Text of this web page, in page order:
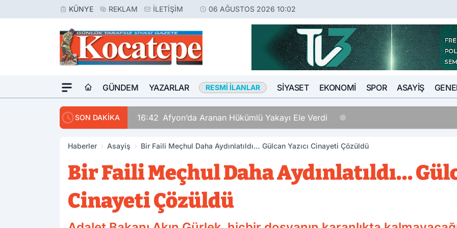
KÜNYE REKLAM İLETIŞIM 06 AĞUSTOS 2026 10:02
GÜNDEM YAZARLAR RESMI İLANLAR SIYASET EKONOMI SPOR ASAYIŞ
SON DAKİKA 16:42 Afyon’da Aranan Hükümlü Yakayı Ele Verdi
Haberler Asayiş Bir Faili Meçhul Daha Aydınlatıldı… Gülcan Yazıcı Cinayeti Çözüldü
Bir Faili Meçhul Daha Aydınlatıldı…
Cinayeti Çözüldü